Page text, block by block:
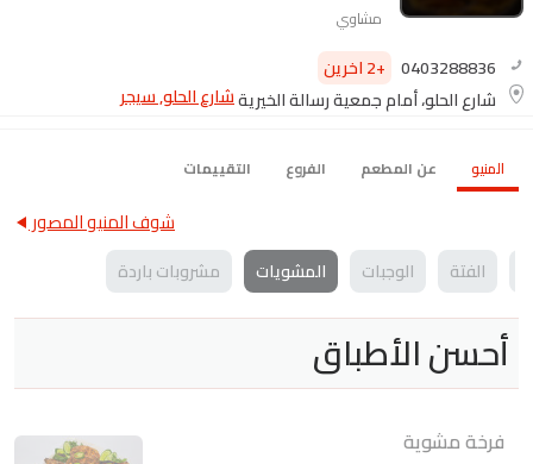
مشاوي
0403288836 +2 اخرين
شارع الحلو، أمام جمعية رسالة الخيريةشارع الحلو, سيجر
المنيو عن المطعم الفروع التقييمات
شوف المنيو المصور
الفتة الوجبات المشويات مشروبات باردة
أحسن الأطباق
فرخة مشوية